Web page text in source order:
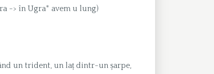
-> în Ugra* avem u lung)
un trident, un laț dintr-un șarpe,